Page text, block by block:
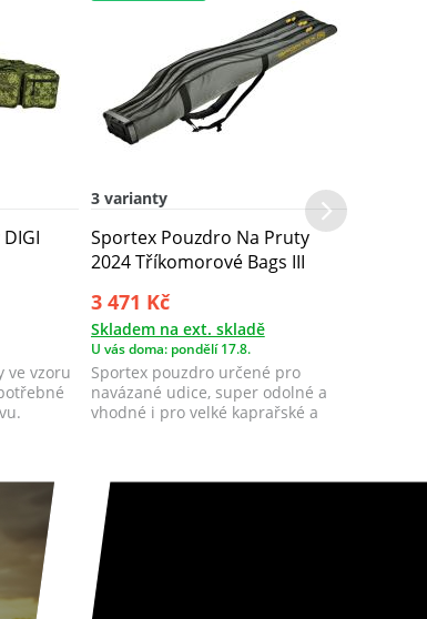
ve vzoru
3 varianty
Sportex Pouzdro Na Pruty
2024 Tříkomorové Bags III
3 471 Kč
Skladem na ext. skladě
U vás doma: pondělí 17.8.
Sportex pouzdro určené pro
navázané udice, super odolné a
vhodné i pro velké kaprařské a